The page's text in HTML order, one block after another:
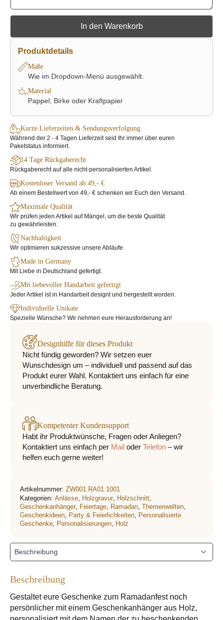
In den Warenkorb
Produktdetails
Maße
Wie im Dropdown-Menü ausgewählt.
Material
Pappel, Birke oder Kraftpapier
Kurze Lieferzeiten & Sendungsverfolgung
Während der 2 - 4 Tagen Lieferzeit seid Ihr immer über euren
Paketstatus informiert.
14 Tage Rückgaberecht
Rückgaberecht auf alle nicht-personalisierten Artikel.
Kostenloser Versand ab 49,- €
Ab einem Bestellwert von 49,- € schenken wir Euch den Versand.
Maximale Qualität
Wir prüfen jeden Artikel auf Mängel, um die beste Qualität
zu gewährleisten.
Nachhaltigkeit
Wir optimieren sukzessive unsere Abläufe.
Made in Germany
Mit Liebe in Deutschland gefertigt.
Mit liebevoller Handarbeit gefertigt
Jeder Artikel ist in Handarbeit designt und hergestellt worden.
Individuelle Unikate
Spezielle Wünsche? Wir nehmen eure Herausforderung an!
Designhilfe für dieses Produkt
Nicht fündig geworden? Wir setzen euer
Wunschdesign um – individuell und passend auf das
Produkt eurer Wahl. Kontaktiert uns einfach für eine
unverbindliche Beratung.
Kompetenter Kundensupport
Habt ihr Produktwünsche, Fragen oder Anliegen?
Kontaktiert uns einfach per Mail oder Telefon – wir
helfen euch gerne weiter!
Artikelnummer: ZW001.RA01.1001
Kategorien: Anlässe, Holzgravur, Holzschnitt,
Geschenkanhänger, Feiertage, Ramadan, Themenwelten,
Geschenkideen, Party & Feierlichkeiten, Personalisierte
Geschenke, Personalisierungen, Holz
Beschreibung
Gestaltet eure Geschenke zum Ramadanfest noch
persönlicher mit einem Geschenkanhänger aus Holz,